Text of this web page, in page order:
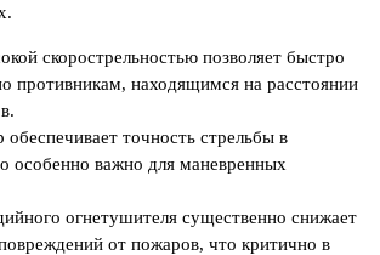
скорострельностью позволяет быстро
противникам, находящимся на расстоянии
обеспечивает точность стрельбы в
особенно важно для маневренных
огнетушителя существенно снижает
от пожаров, что критично в